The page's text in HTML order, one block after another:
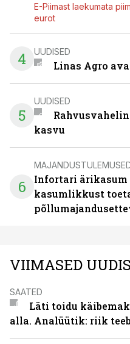
E-Piimast laekumata
eurot
4 UUDISED
Linas Agro
5
UUDISED
kasvu
6
Infortari ärikasum
kasumlikkust
VIIMASED
SAATED
Läti toidu
alla. Analüütik: riik